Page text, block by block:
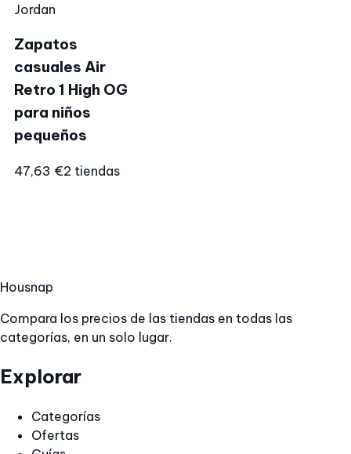
Jordan
Zapatos
casuales Air
Retro 1 High OG
para niños
pequeños
47,63 €2 tiendas
Housnap
Compara los precios de las tiendas en todas las
categorías, en un solo lugar.
Explorar
Categorías
Ofertas